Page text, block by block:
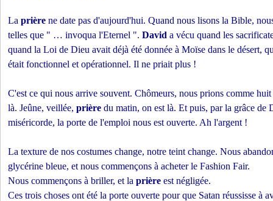
La prière ne date pas d'aujourd'hui. Quand nous lisons la Bible,
telles que " … invoqua l'Eternel ". David a vécu quand les
quand la Loi de Dieu avait déjà été donnée à Moïse dans le désert,
était fonctionnel et opérationnel. Il ne priait plus !
C'est ce qui nous arrive souvent. Chômeurs, nous prions comme
là. Jeûne, veillée, prière du matin, on est là. Et puis, par la grâce de
miséricorde, la porte de l'emploi nous est ouverte. Ah l'argent !
La texture de nos costumes change, notre teint change. Nous
glycérine bleue, et nous commençons à acheter le Fashion Fair.
Nous commençons à briller, et la prière est négligée.
Ces trois choses ont été la porte ouverte pour que Satan réussisse à